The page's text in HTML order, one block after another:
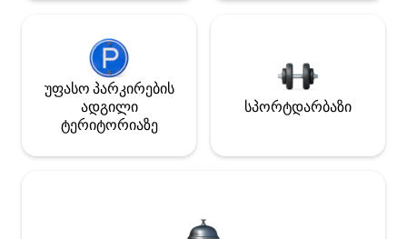
უფასო პარკირების
ადგილი
ტერიტორიაზე
სპორტდარბაზი